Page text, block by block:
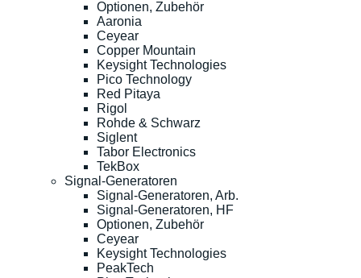
Optionen, Zubehör
Aaronia
Ceyear
Copper Mountain
Keysight Technologies
Pico Technology
Red Pitaya
Rigol
Rohde & Schwarz
Siglent
Tabor Electronics
TekBox
Signal-Generatoren
Signal-Generatoren, Arb.
Signal-Generatoren, HF
Optionen, Zubehör
Ceyear
Keysight Technologies
PeakTech